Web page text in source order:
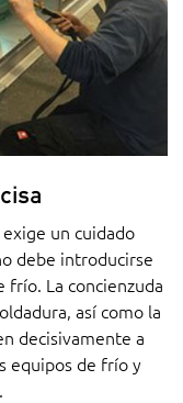
un cuidado
debe introducirse
frío. La concienzuda
así como la
decisivamente a
equipos de frío y